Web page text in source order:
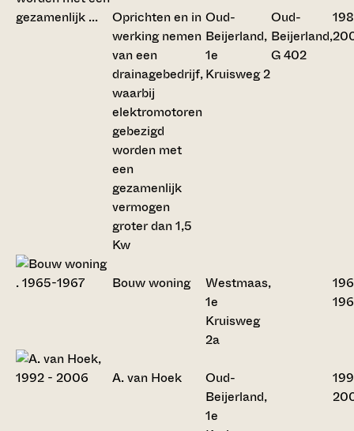
Oprichten en in
werking nemen
van een
drainagebedrijf,
waarbij
elektromotoren
gebezigd
worden met
een
gezamenlijk
vermogen
groter dan 1,5
Kw
Oud-
Beijerland,
1e
Kruisweg 2
Oud-
Beijerland,
G 402
Bouw woning
Westmaas,
1e
Kruisweg
2a
A. van Hoek
Oud-
Beijerland,
1e